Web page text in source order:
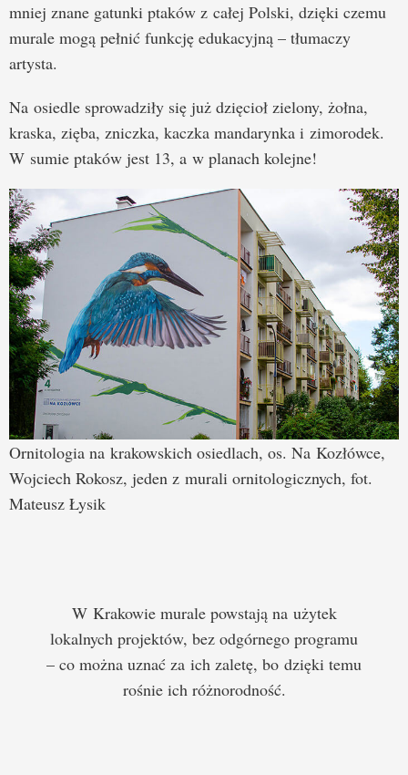
mniej znane gatunki ptaków z całej Polski, dzięki czemu
murale mogą pełnić funkcję edukacyjną – tłumaczy
artysta.
Na osiedle sprowadziły się już dzięcioł zielony, żołna,
kraska, zięba, zniczka, kaczka mandarynka i zimorodek.
W sumie ptaków jest 13, a w planach kolejne!
Ornitologia na krakowskich osiedlach, os. Na Kozłówce,
Wojciech Rokosz, jeden z murali ornitologicznych, fot.
Mateusz Łysik
W Krakowie murale powstają na użytek
lokalnych projektów, bez odgórnego programu
– co można uznać za ich zaletę, bo dzięki temu
rośnie ich różnorodność.